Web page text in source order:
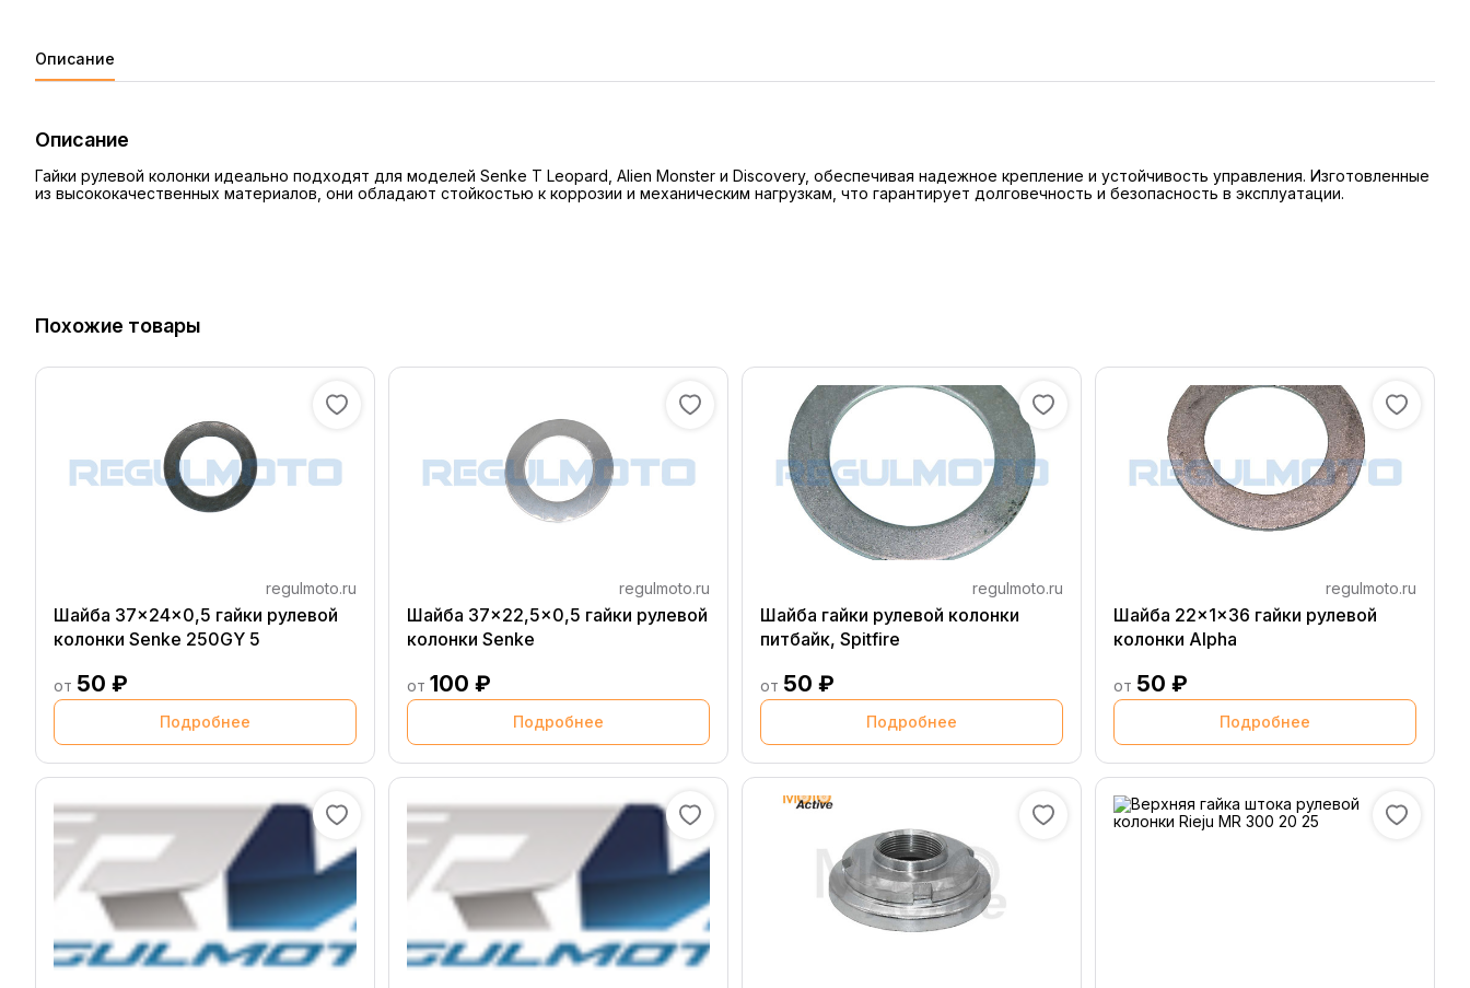
Описание
Описание
Гайки рулевой колонки идеально подходят для моделей Senke T Leopard, Alien Monster и Discovery, обеспечивая надежное крепление и устойчивость управления. Изготовленные
из высококачественных материалов, они обладают стойкостью к коррозии и механическим нагрузкам, что гарантирует долговечность и безопасность в эксплуатации.
Похожие товары
regulmoto.ru
Шайба 37x24x0,5 гайки рулевой
колонки Senke 250GY 5
от 50 ₽
Подробнее
regulmoto.ru
Шайба 37x22,5x0,5 гайки рулевой
колонки Senke
от 100 ₽
Подробнее
regulmoto.ru
Шайба гайки рулевой колонки
питбайк, Spitfire
от 50 ₽
Подробнее
regulmoto.ru
Шайба 22x1x36 гайки рулевой
колонки Alpha
от 50 ₽
Подробнее